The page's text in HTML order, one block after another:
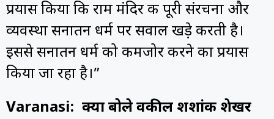
प्रयास किया कि राम मंदिर की पूरी संरचना और
व्यवस्था सनातन धर्म पर सवाल खड़े करती है।
इससे सनातन धर्म को कमजोर करने का प्रयास
किया जा रहा है।”
Varanasi: क्या बोले वकील शशांक शेखर